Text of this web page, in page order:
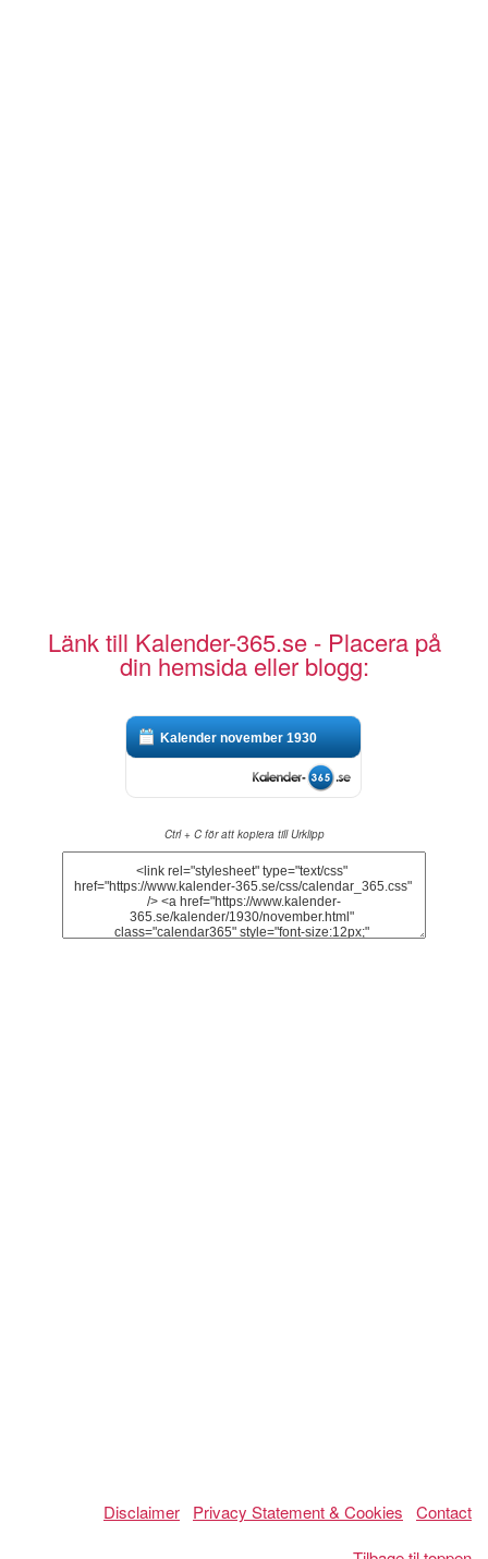
Länk till Kalender-365.se - Placera på
din hemsida eller blogg:
Kalender november 1930
Ctrl + C för att kopiera till Urklipp
Disclaimer Privacy Statement & Cookies
Contact